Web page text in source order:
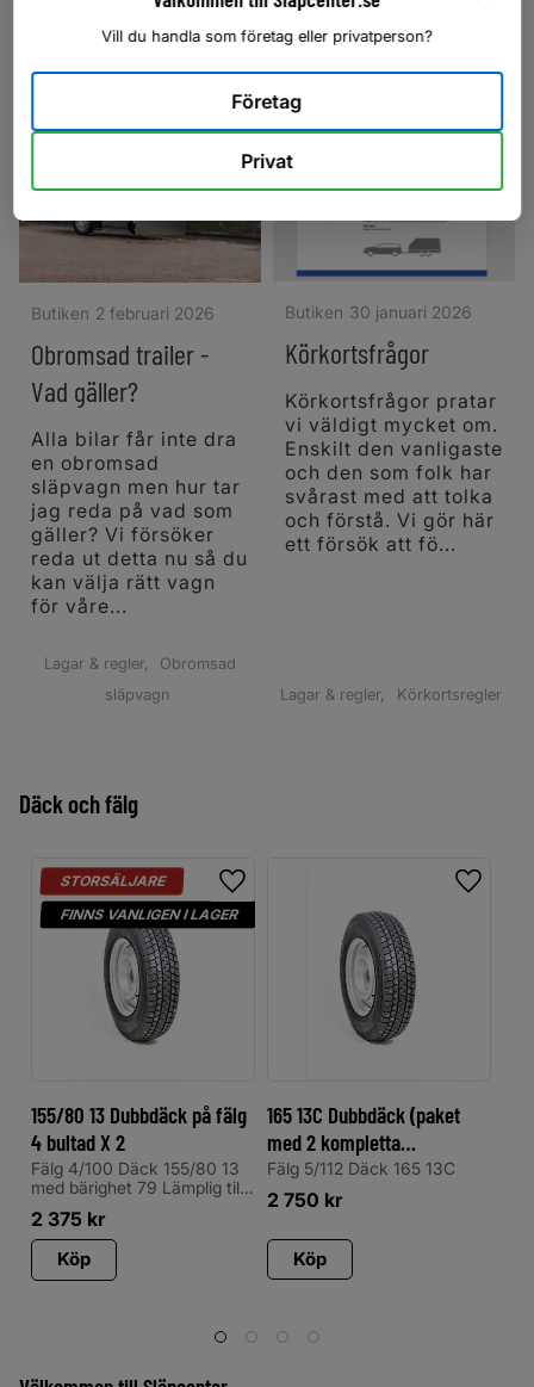
Teknik & service
Butiken 2 februari 2026
Obromsad trailer -
Vad gäller?
Alla bilar får inte dra
en obromsad
släpvagn men hur tar
jag reda på vad som
gäller? Vi försöker
reda ut detta nu så du
kan välja rätt vagn
för våre...
Lagar & regler
Obromsad
släpvagn
Butiken 30 januari 2026
Körkortsfrågor
Körkortsfrågor pratar
vi väldigt mycket om.
Enskilt den vanligaste
och den som folk har
svårast med att tolka
och förstå. Vi gör här
ett försök att fö...
Lagar & regler Körkortsregler
Däck och fälg
155/80 13 Dubbdäck på fälg
4 bultad X 2
Fälg 4/100 Däck 155/80 13
med bärighet 79 Lämplig till
2 375 kr
STORSÄLJARE
FINNS VANLIGEN I LAGER
Lägg till i favoriter
Köp
165 13C Dubbdäck (paket
med 2 kompletta
vinterdäck)
Fälg 5/112 Däck 165 13C
2 750 kr
Lägg
Köp
Vill du handla som företag eller privatperson?
Företag
Privat